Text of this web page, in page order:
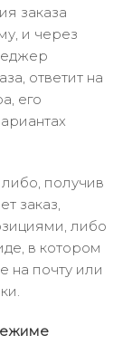
заказа
и через
ответит на
его
либо, получив
заказ,
либо
в котором
на почту или